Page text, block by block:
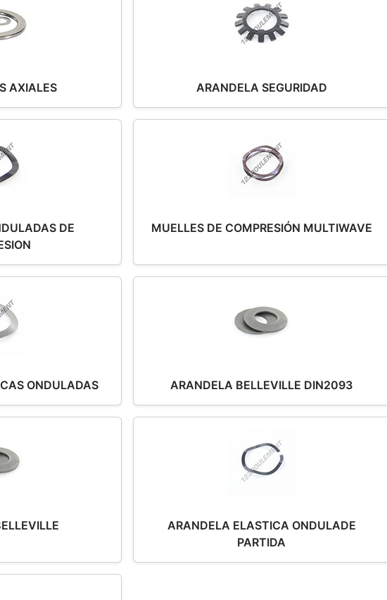
AXIALES ARANDELA SEGURIDAD
DE
MUELLES DE COMPRESIÓN MULTIWAVE
ONDULADAS ARANDELA BELLEVILLE DIN2093
ARANDELA ELASTICA ONDULADE
PARTIDA